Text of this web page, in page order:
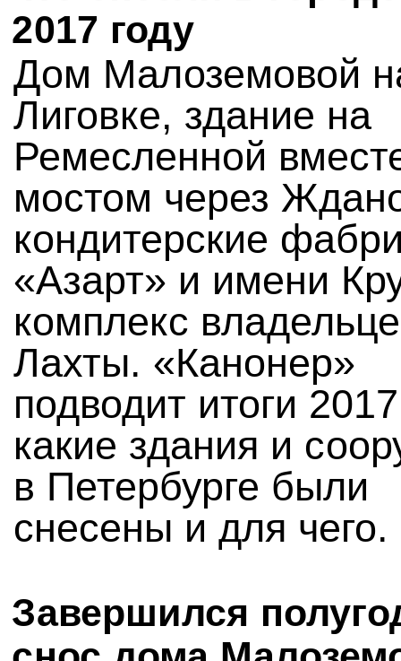
2017 году
Дом Малоземовой
Лиговке, здание на
Ремесленной
мостом через
кондитерские
«Азарт» и имени
комплекс
Лахты. «Канонер»
подводит итоги
какие здания и
в Петербурге были
снесены и для чего.
Завершился